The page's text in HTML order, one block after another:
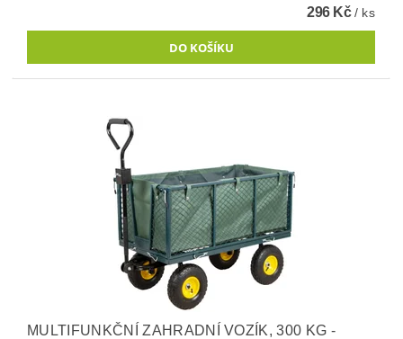
296 Kč/ ks
MULTIFUNKČNÍ ZAHRADNÍ VOZÍK, 300 KG -